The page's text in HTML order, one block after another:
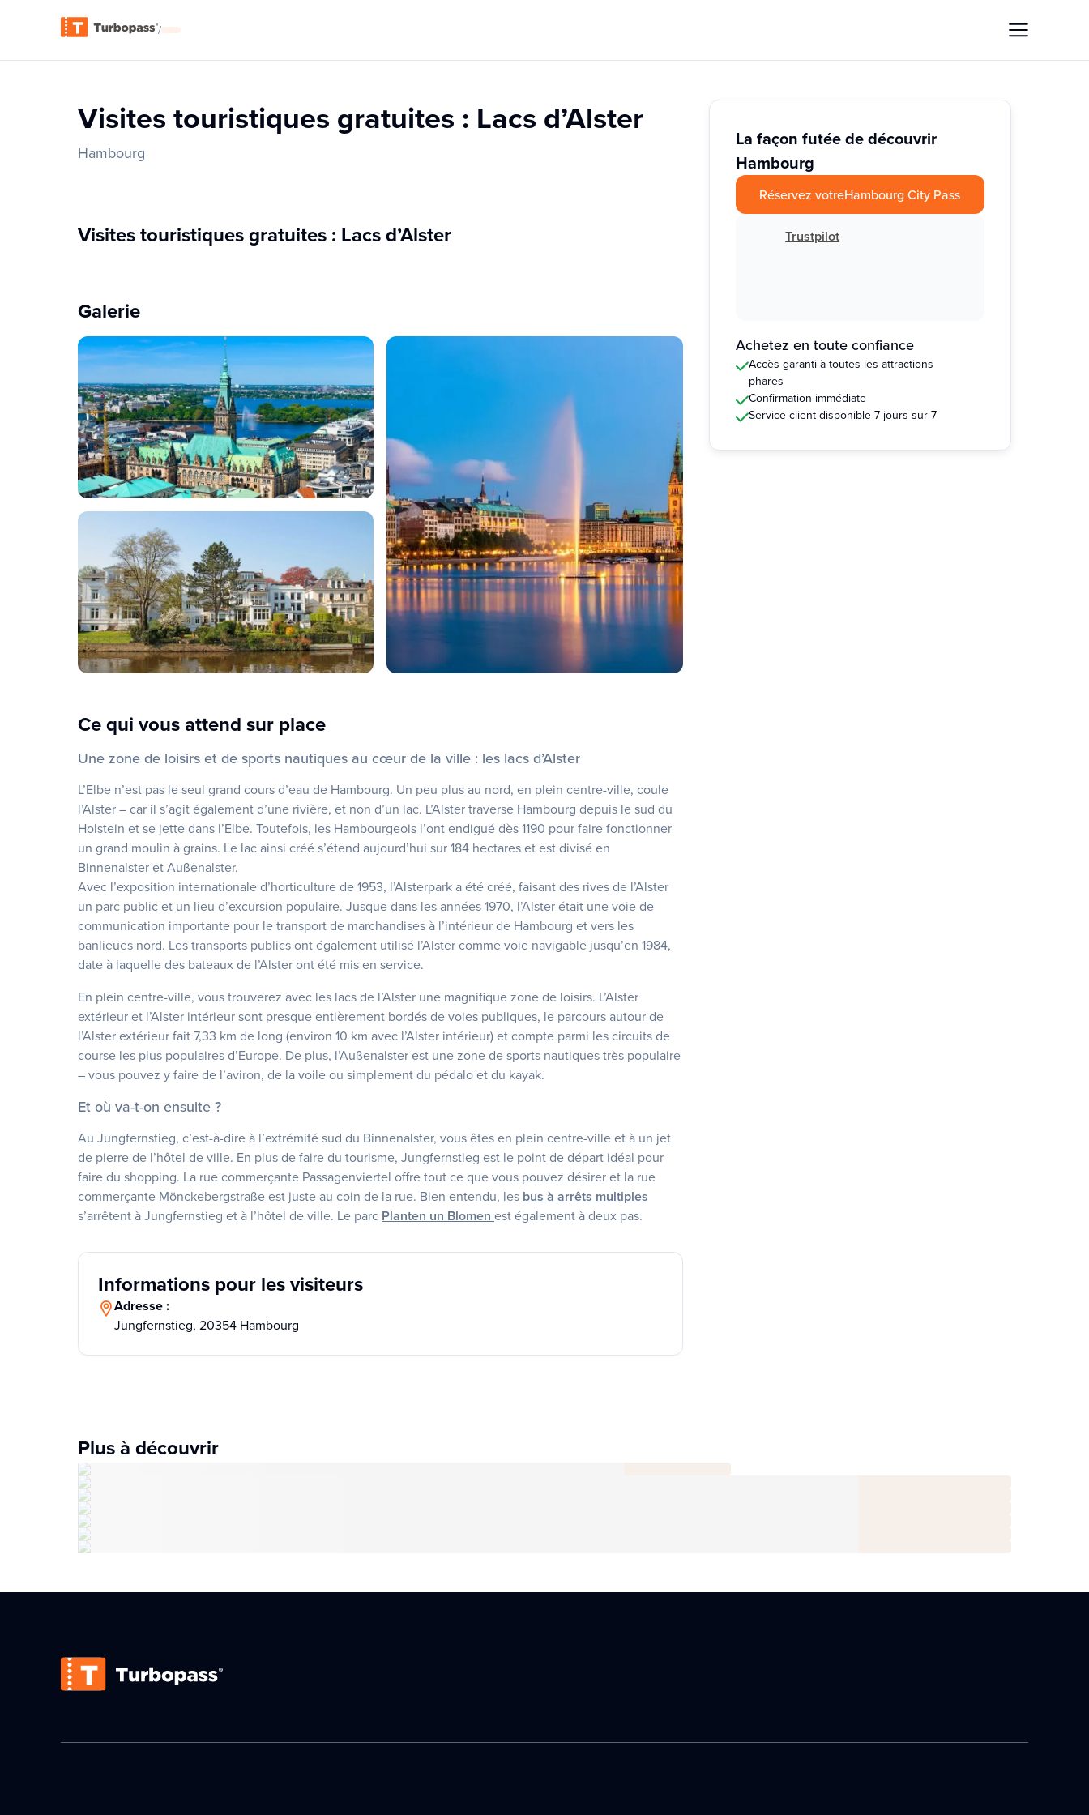
/
Visites touristiques gratuites : Lacs d’Alster
Hambourg
Visites touristiques gratuites : Lacs d’Alster
Galerie
Ce qui vous attend sur place
Une zone de loisirs et de sports nautiques au cœur de la ville : les lacs d’Alster
L’Elbe n’est pas le seul grand cours d’eau de Hambourg. Un peu plus au nord, en plein centre-ville, coule
l’Alster – car il s’agit également d’une rivière, et non d’un lac. L’Alster traverse Hambourg depuis le sud du
Holstein et se jette dans l’Elbe. Toutefois, les Hambourgeois l’ont endigué dès 1190 pour faire fonctionner
un grand moulin à grains. Le lac ainsi créé s’étend aujourd’hui sur 184 hectares et est divisé en
Binnenalster et Außenalster.
Avec l’exposition internationale d’horticulture de 1953, l’Alsterpark a été créé, faisant des rives de l’Alster
un parc public et un lieu d’excursion populaire. Jusque dans les années 1970, l’Alster était une voie de
communication importante pour le transport de marchandises à l’intérieur de Hambourg et vers les
banlieues nord. Les transports publics ont également utilisé l’Alster comme voie navigable jusqu’en 1984,
date à laquelle des bateaux de l’Alster ont été mis en service.
En plein centre-ville, vous trouverez avec les lacs de l’Alster une magnifique zone de loisirs. L’Alster
extérieur et l’Alster intérieur sont presque entièrement bordés de voies publiques, le parcours autour de
l’Alster extérieur fait 7,33 km de long (environ 10 km avec l’Alster intérieur) et compte parmi les circuits de
course les plus populaires d’Europe. De plus, l’Außenalster est une zone de sports nautiques très populaire
– vous pouvez y faire de l’aviron, de la voile ou simplement du pédalo et du kayak.
Et où va-t-on ensuite ?
Au Jungfernstieg, c’est-à-dire à l’extrémité sud du Binnenalster, vous êtes en plein centre-ville et à un jet
de pierre de l’hôtel de ville. En plus de faire du tourisme, Jungfernstieg est le point de départ idéal pour
faire du shopping. La rue commerçante Passagenviertel offre tout ce que vous pouvez désirer et la rue
commerçante Mönckebergstraße est juste au coin de la rue. Bien entendu, les bus à arrêts multiples
s’arrêtent à Jungfernstieg et à l’hôtel de ville. Le parc Planten un Blomen est également à deux pas.
Informations pour les visiteurs
Adresse :
Jungfernstieg, 20354 Hambourg
La façon futée de découvrir
Hambourg
Réservez votreHambourg City Pass
Trustpilot
Achetez en toute confiance
Accès garanti à toutes les attractions
phares
Confirmation immédiate
Service client disponible 7 jours sur 7
Plus à découvrir